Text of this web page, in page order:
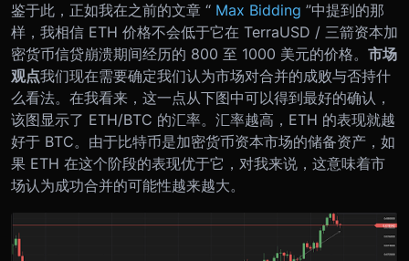
鉴于此，正如我在之前的文章 “ Max Bidding ”中提到的那
样，我相信 ETH 价格不会低于它在 TerraUSD / 三箭资本加
密货币信贷崩溃期间经历的 800 至 1000 美元的价格。 市场
观点我们现在需要确定我们认为市场对合并的成败与否持什
么看法。 在我看来，这一点从下图中可以得到最好的确认，
该图显示了 ETH/BTC 的汇率。汇率越高，ETH 的表现就越
好于 BTC。由于比特币是加密货币资本市场的储备资产，如
果 ETH 在这个阶段的表现优于它，对我来说，这意味着市
场认为成功合并的可能性越来越大。